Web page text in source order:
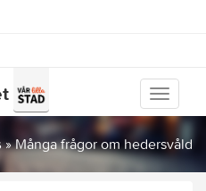
Visa
meny
»Många frågor om hedersvåld